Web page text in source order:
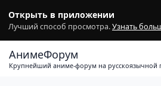
Открыть в приложении
Лучший способ просмотра.Узнать
АнимеФорум
Крупнейший аниме-форум на русскоязычной